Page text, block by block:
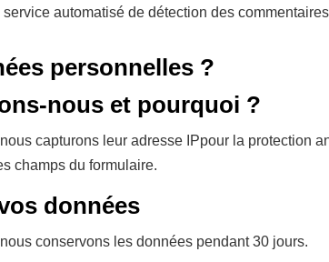
automatisé de détection des
personnelles ?
nous et pourquoi ?
capturons leur adresse IPpour la protection
champs du formulaire.
données
conservons les données pendant 30 jours.